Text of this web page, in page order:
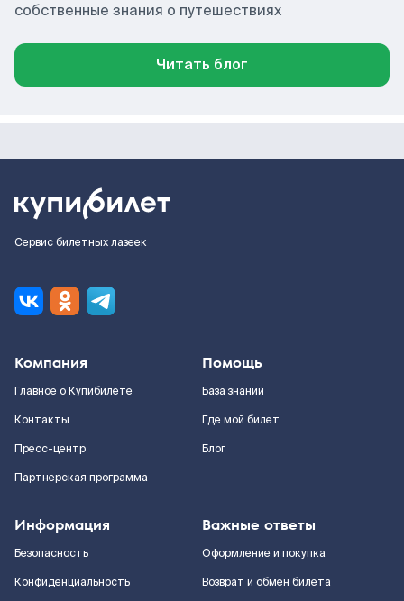
собственные знания о путешествиях
Читать блог
Сервис билетных лазеек
Компания
Главное о Купибилете
Контакты
Пресс-центр
Партнерская программа
Помощь
База знаний
Где мой билет
Блог
Информация
Безопасность
Конфиденциальность
Важные ответы
Оформление и покупка
Возврат и обмен билета